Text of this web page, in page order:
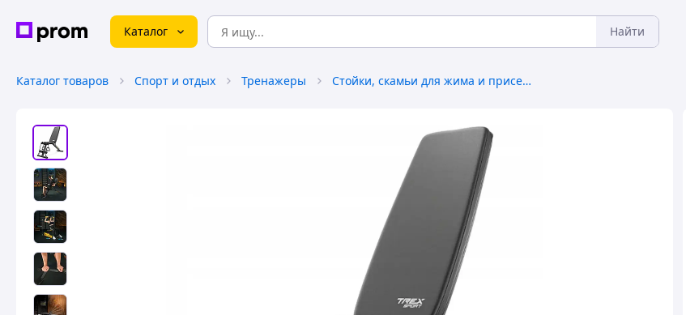
Каталог Найти
Каталог товаров Спорт и отдых Тренажеры Стойки, скамьи для жима и приседаний